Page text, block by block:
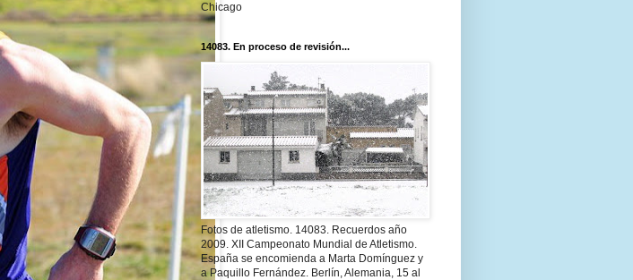
Chicago
14083. En proceso de revisión...
Fotos de atletismo. 14083. Recuerdos año
2009. XII Campeonato Mundial de Atletismo.
España se encomienda a Marta Domínguez y
a Paquillo Fernández. Berlín, Alemania, 15 al